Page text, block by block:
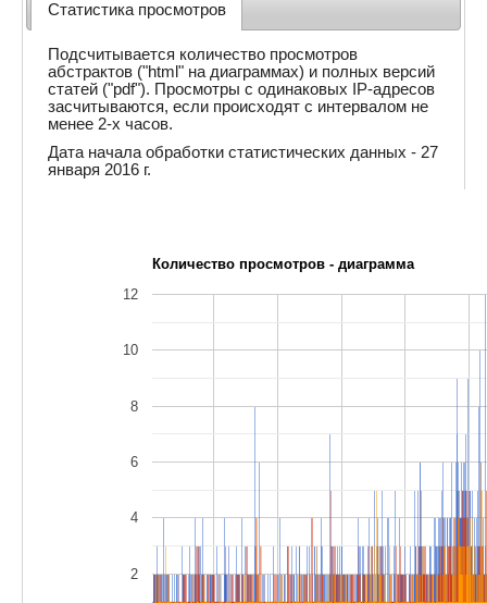
Статистика просмотров
Подсчитывается количество просмотров
абстрактов ("html" на диаграммах) и полных версий
статей ("pdf"). Просмотры с одинаковых IP-адресов
засчитываются, если происходят с интервалом не
менее 2-х часов.
Дата начала обработки статистических данных - 27
января 2016 г.
Количество просмотров - диаграмма
2
4
6
8
10
12